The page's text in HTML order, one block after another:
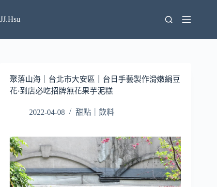
至
要
JJ.Hsu
聚落山海｜台北市大安區｜台日手藝製作滑嫩絹豆
花·到店必吃招牌無花果芋泥糕
2022-04-08 甜點｜飲料